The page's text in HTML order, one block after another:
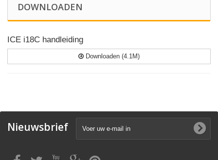
DOWNLOADEN
ICE i18C handleiding
Downloaden (4.1M)
Nieuwsbrief